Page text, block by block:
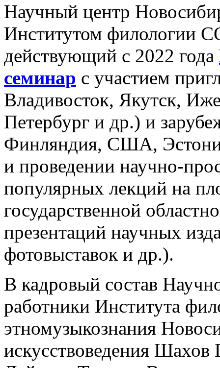
Научный центр
Институтом филологии
действующий с 2022 года
семинар с участием
Владивосток, Якутск,
Петербург и др.) и
Финляндия, США,
и проведении научно-
популярных лекций на
государственной
презентаций научных
фотовыставок и др.).
В кадровый состав
работники Института
этномузыкознания
искусствоведения Шахов